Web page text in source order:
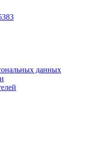
данных